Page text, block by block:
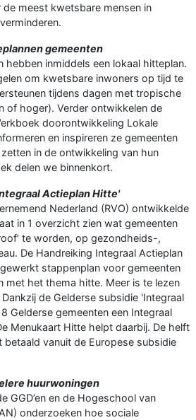
meest kwetsbare mensen in
gemeenten
hebben inmiddels een lokaal hitteplan.
om kwetsbare inwoners op tijd te
tijdens dagen met tropische
of hoger). Verder ontwikkelen de
doorontwikkeling Lokale
en inspireren ze gemeenten
in de ontwikkeling van hun
delen we binnenkort.
Actieplan Hitte'
Nederland (RVO) ontwikkelde
in 1 overzicht zien wat gemeenten
te worden, op gezondheids-,
De Handreiking Integraal Actieplan
stappenplan voor gemeenten
met het thema hitte. Meer is te lezen
Dankzij de Gelderse subsidie 'Integraal
Gelderse gemeenten een Integraal
Menukaart Hitte helpt daarbij. De helft
betaald vanuit de Europese subsidie
huurwoningen
GGD’en en de Hogeschool van
onderzoeken hoe sociale